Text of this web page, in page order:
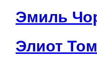
Эмиль
Элиот